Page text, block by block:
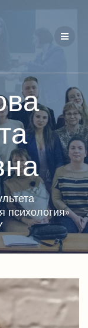
психология»